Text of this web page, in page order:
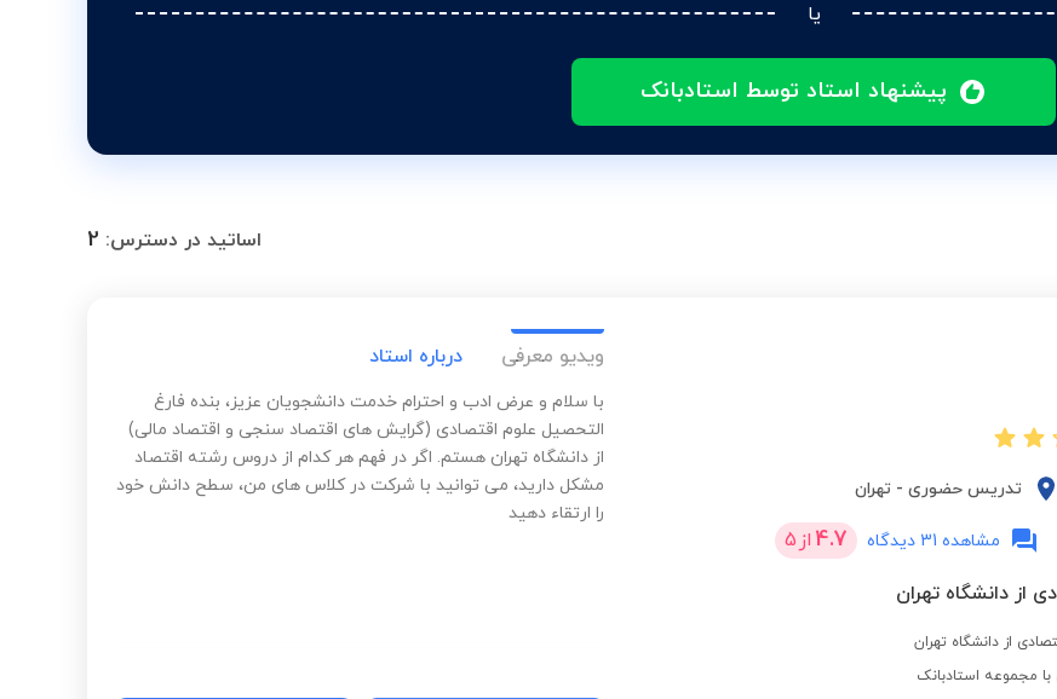
یا
پیشنهاد استاد توسط استادبانک
اساتید در دسترس: 2
تدریس حضوری - تهران
مشاهده 31 دیدگاه 4.7 از 5
از دانشگاه تهران
از دانشگاه تهران
مجموعه استادبانک
ویدیو معرفی درباره استاد
با سلام و عرض ادب و احترام خدمت دانشجویان عزیز، بنده فارغ
التحصیل علوم اقتصادی (گرایش های اقتصاد سنجی و اقتصاد مالی)
از دانشگاه تهران هستم. اگر در فهم هر کدام از دروس رشته اقتصاد
مشکل دارید، می توانید با شرکت در کلاس های من، سطح دانش خود
را ارتقاء دهید